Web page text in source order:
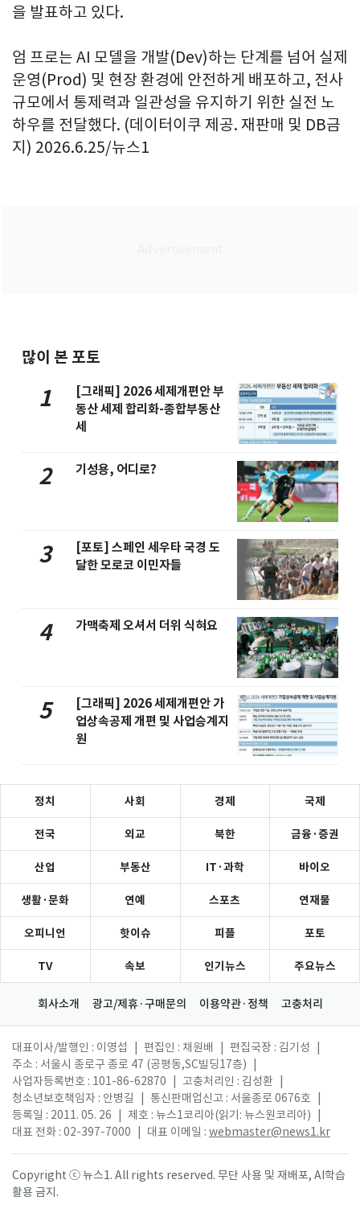
을 발표하고 있다.
엄 프로는 AI 모델을 개발(Dev)하는 단계를 넘어 실제
운영(Prod) 및 현장 환경에 안전하게 배포하고, 전사
규모에서 통제력과 일관성을 유지하기 위한 실전 노
하우를 전달했다. (데이터이쿠 제공. 재판매 및 DB금
지) 2026.6.25/뉴스1
많이 본 포토
1
[그래픽] 2026 세제개편안 부
동산 세제 합리화-종합부동산
세
2 기성용, 어디로?
3
[포토] 스페인 세우타 국경 도
달한 모로코 이민자들
4 가맥축제 오셔서 더위 식혀요
5
[그래픽] 2026 세제개편안 가
업상속공제 개편 및 사업승계지
원
정치 사회 경제 국제
전국 외교 북한 금융·증권
산업 부동산 IT·과학 바이오
생활·문화 연예 스포츠 연재물
오피니언 핫이슈 피플 포토
TV 속보 인기뉴스 주요뉴스
회사소개 광고/제휴·구매문의 이용약관·정책 고충처리
대표이사/발행인 : 이영섭 편집인 : 채원배 편집국장 : 김기성
주소 : 서울시 종로구 종로 47 (공평동,SC빌딩17층)
사업자등록번호 : 101-86-62870
고충처리인 : 김성환
청소년보호책임자 : 안병길
통신판매업신고 : 서울종로 0676호
등록일 : 2011. 05. 26
제호 : 뉴스1코리아(읽기: 뉴스원코리아)
대표 전화 : 02-397-7000
대표 이메일 : webmaster@news1.kr
Copyright ⓒ 뉴스1. All rights reserved. 무단 사용 및 재배포, AI학습
활용 금지.